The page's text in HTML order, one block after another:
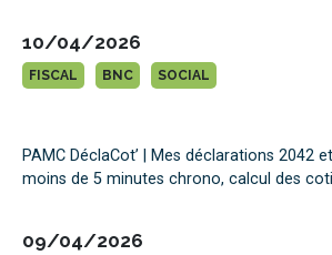
10/04/2026
FISCAL BNC SOCIAL
PAMC DéclaCot’ | Mes déclarations 2042
moins de 5 minutes chrono, calcul des
09/04/2026